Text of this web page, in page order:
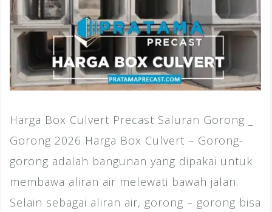
Harga Box Culvert Precast Saluran Gorong _
Gorong 2026 Harga Box Culvert – Gorong-
gorong adalah bangunan yang dipakai untuk
membawa aliran air melewati bawah jalan.
Selain sebagai aliran air, gorong – gorong bisa